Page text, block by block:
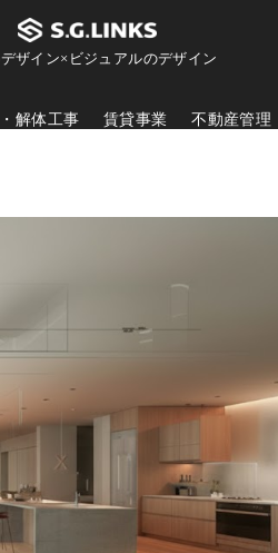
ザイン×ビジュアルのデザイン
解体工事 賃貸事業 不動産管理